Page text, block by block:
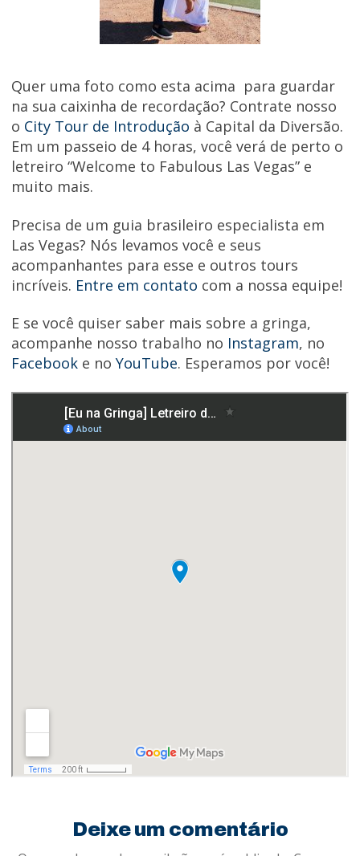
Quer uma foto como esta acima para guardar
na sua caixinha de recordação? Contrate nosso
o City Tour de Introdução à Capital da Diversão.
Em um passeio de 4 horas, você verá de perto o
letreiro “Welcome to Fabulous Las Vegas” e
muito mais.
Precisa de um guia brasileiro especialista em
Las Vegas? Nós levamos você e seus
acompanhantes para esse e outros tours
incríveis. Entre em contato com a nossa equipe!
E se você quiser saber mais sobre a gringa,
acompanhe nosso trabalho no Instagram, no
Facebook e noYouTube. Esperamos por você!
Deixe um comentário